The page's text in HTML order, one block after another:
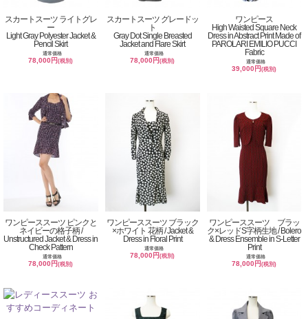
スカートスーツ ライトグレ
ー
Light Gray Polyester Jacket &
Pencil Skirt
通常価格
78,000円(税別)
スカートスーツ グレードッ
ト
Gray Dot Single Breasted
Jacket and Flare Skirt
通常価格
78,000円(税別)
ワンピース
High Waisted Square Neck
Dress in Abstract Print Made of
PAROLARI EMILIO PUCCI
Fabric
通常価格
39,000円(税別)
ワンピーススーツ ピンクと
ネイビーの格子柄 /
Unstructured Jacket & Dress in
Check Pattern
通常価格
78,000円(税別)
ワンピーススーツ ブラック
×ホワイト 花柄 / Jacket &
Dress in Floral Print
通常価格
78,000円(税別)
ワンピーススーツ ブラッ
ク×レッドS字柄生地 / Bolero
& Dress Ensemble in S-Letter
Print
通常価格
78,000円(税別)